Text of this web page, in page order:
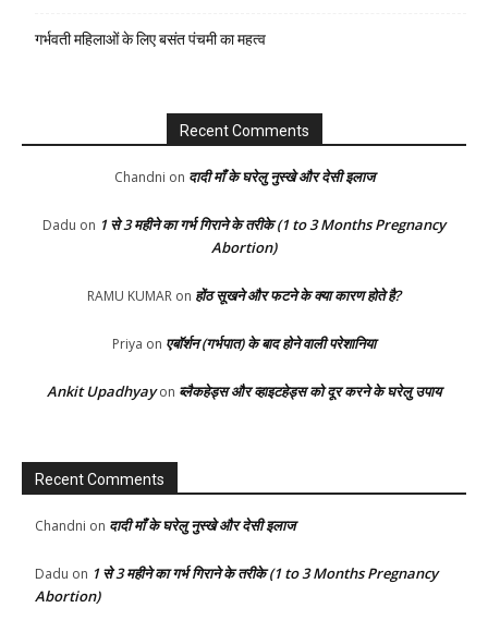
गर्भवती महिलाओं के लिए बसंत पंचमी का महत्व
Recent Comments
Chandni on दादी माँ के घरेलु नुस्खे और देसी इलाज
Dadu on 1 से 3 महीने का गर्भ गिराने के तरीके (1 to 3 Months Pregnancy
Abortion)
RAMU KUMAR on होंठ सूखने और फटने के क्या कारण होते है?
Priya on एबॉर्शन (गर्भपात) के बाद होने वाली परेशानिया
Ankit Upadhyayon ब्लैकहेड्स और व्हाइटहेड्स को दूर करने के घरेलु उपाय
Recent Comments
Chandni on दादी माँ के घरेलु नुस्खे और देसी इलाज
Dadu on 1 से 3 महीने का गर्भ गिराने के तरीके (1 to 3 Months Pregnancy
Abortion)